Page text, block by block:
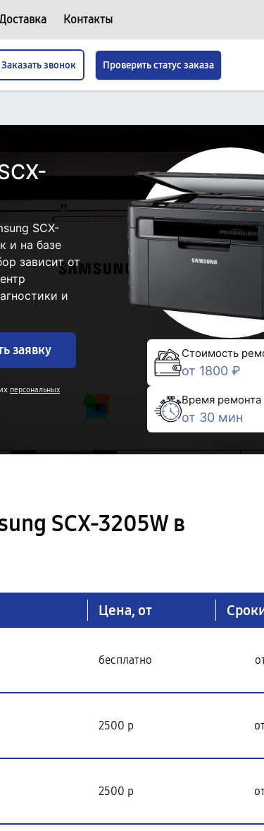
Контакты
Заказать звонок Проверить статус заказа
SCX-
и на базе
зависит от
и
заявку
персональных
Стоимость
от 1800 ₽
Время ремонта
от 30 мин
SCX-3205W в
Цена, от
бесплатно
2500 р
2500 р